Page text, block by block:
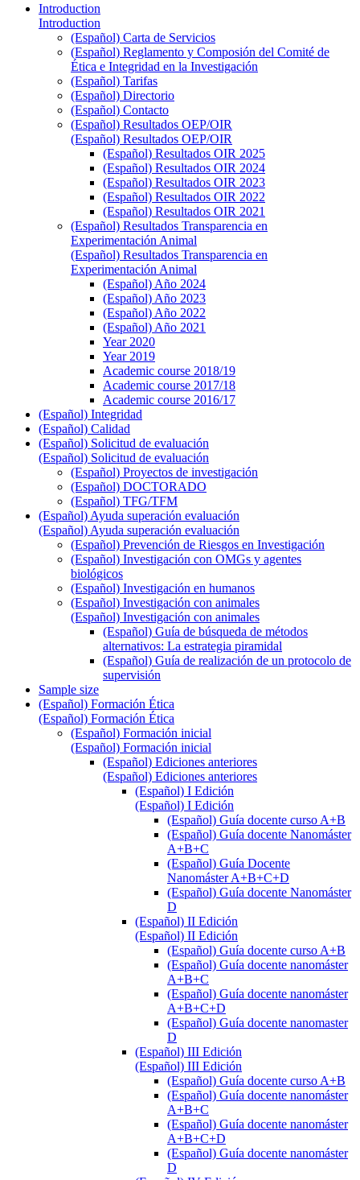
Introduction
Introduction
(Español) Carta de Servicios
(Español) Reglamento y Composión del Comité de
Ética e Integridad en la Investigación
(Español) Tarifas
(Español) Directorio
(Español) Contacto
(Español) Resultados OEP/OIR
(Español) Resultados OEP/OIR
(Español) Resultados OIR 2025
(Español) Resultados OIR 2024
(Español) Resultados OIR 2023
(Español) Resultados OIR 2022
(Español) Resultados OIR 2021
(Español) Resultados Transparencia en
Experimentación Animal
(Español) Resultados Transparencia en
Experimentación Animal
(Español) Año 2024
(Español) Año 2023
(Español) Año 2022
(Español) Año 2021
Year 2020
Year 2019
Academic course 2018/19
Academic course 2017/18
Academic course 2016/17
(Español) Integridad
(Español) Calidad
(Español) Solicitud de evaluación
(Español) Solicitud de evaluación
(Español) Proyectos de investigación
(Español) DOCTORADO
(Español) TFG/TFM
(Español) Ayuda superación evaluación
(Español) Ayuda superación evaluación
(Español) Prevención de Riesgos en Investigación
(Español) Investigación con OMGs y agentes
biológicos
(Español) Investigación en humanos
(Español) Investigación con animales
(Español) Investigación con animales
(Español) Guía de búsqueda de métodos
alternativos: La estrategia piramidal
(Español) Guía de realización de un protocolo de
supervisión
Sample size
(Español) Formación Ética
(Español) Formación Ética
(Español) Formación inicial
(Español) Formación inicial
(Español) Ediciones anteriores
(Español) Ediciones anteriores
(Español) I Edición
(Español) I Edición
(Español) Guía docente curso A+B
(Español) Guía docente Nanomáster
A+B+C
(Español) Guía Docente
Nanomáster A+B+C+D
(Español) Guía docente Nanomáster
D
(Español) II Edición
(Español) II Edición
(Español) Guía docente curso A+B
(Español) Guía docente nanomáster
A+B+C
(Español) Guía docente nanomáster
A+B+C+D
(Español) Guía docente nanomaster
D
(Español) III Edición
(Español) III Edición
(Español) Guía docente curso A+B
(Español) Guía docente nanomáster
A+B+C
(Español) Guía docente nanomáster
A+B+C+D
(Español) Guía docente nanomáster
D